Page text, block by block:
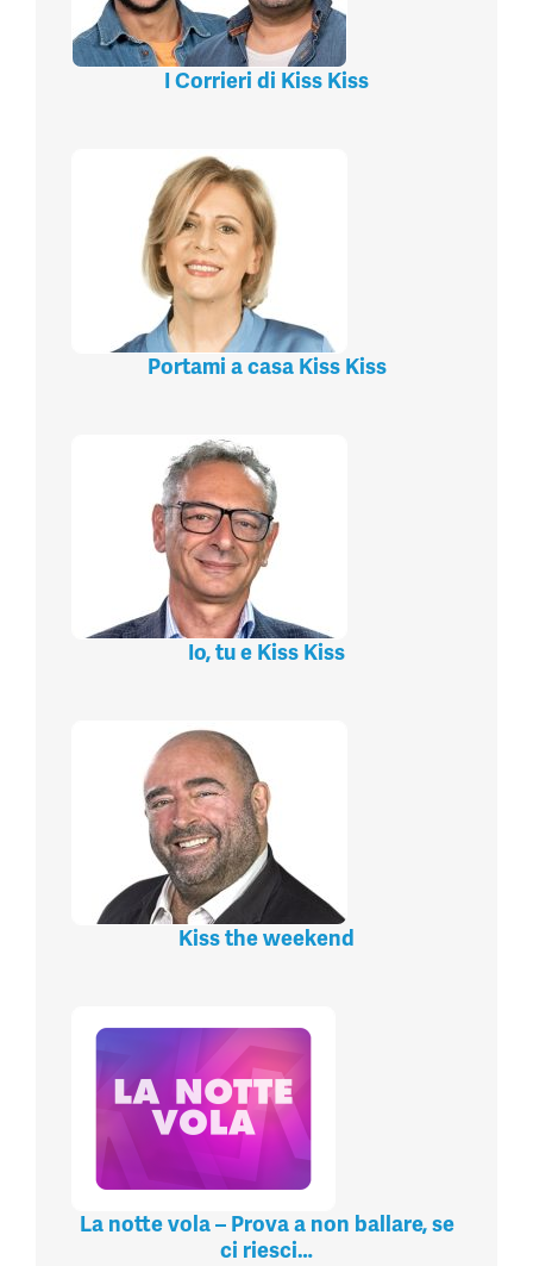
I Corrieri di Kiss Kiss
Portami a casa Kiss Kiss
Io, tu e Kiss Kiss
Kiss the weekend
La notte vola – Prova a non ballare, se
ci riesci…